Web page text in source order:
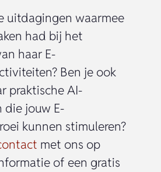
uitdagingen waarmee
had bij het
haar E-
Ben je ook
praktische AI-
die jouw E-
kunnen stimuleren?
met ons op
of een gratis